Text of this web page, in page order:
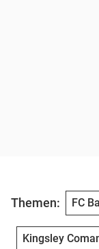
Themen: FC
Kingsley